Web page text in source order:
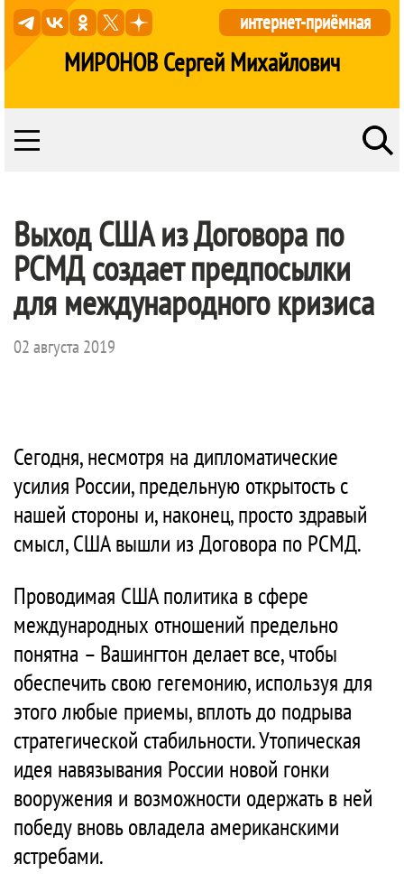
МИРОНОВ Сергей Михайлович
интернет-приёмная
Выход США из Договора по
РСМД создает предпосылки
для международного кризиса
02 августа 2019
Сегодня, несмотря на дипломатические
усилия России, предельную открытость с
нашей стороны и, наконец, просто здравый
смысл, США вышли из Договора по РСМД.
Проводимая США политика в сфере
международных отношений предельно
понятна – Вашингтон делает все, чтобы
обеспечить свою гегемонию, используя для
этого любые приемы, вплоть до подрыва
стратегической стабильности. Утопическая
идея навязывания России новой гонки
вооружения и возможности одержать в ней
победу вновь овладела американскими
ястребами.